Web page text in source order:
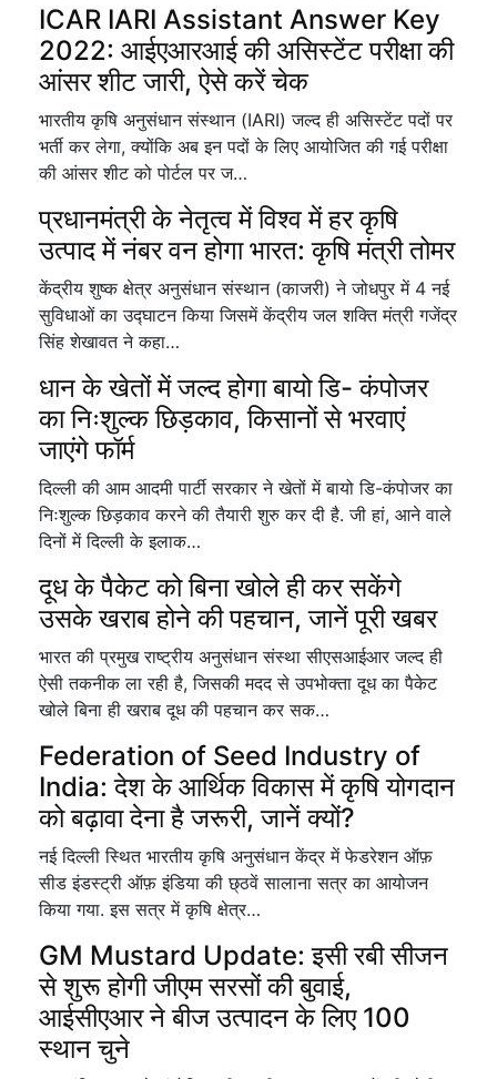
ICAR IARI Assistant Answer Key
2022: आईएआरआई की असिस्टेंट परीक्षा की
आंसर शीट जारी, ऐसे करें चेक
भारतीय कृषि अनुसंधान संस्थान (IARI) जल्द ही असिस्टेंट पदों पर
भर्ती कर लेगा, क्योंकि अब इन पदों के लिए आयोजित की गई परीक्षा
की आंसर शीट को पोर्टल पर ज…
प्रधानमंत्री के नेतृत्व में विश्व में हर कृषि
उत्पाद में नंबर वन होगा भारत: कृषि मंत्री तोमर
केंद्रीय शुष्क क्षेत्र अनुसंधान संस्थान (काजरी) ने जोधपुर में 4 नई
सुविधाओं का उद्घाटन किया जिसमें केंद्रीय जल शक्ति मंत्री गजेंद्र
सिंह शेखावत ने कहा…
धान के खेतों में जल्द होगा बायो डि- कंपोजर
का निःशुल्क छिड़काव, किसानों से भरवाएं
जाएंगे फॉर्म
दिल्ली की आम आदमी पार्टी सरकार ने खेतों में बायो डि-कंपोजर का
निःशुल्क छिड़काव करने की तैयारी शुरु कर दी है. जी हां, आने वाले
दिनों में दिल्ली के इलाक…
दूध के पैकेट को बिना खोले ही कर सकेंगे
उसके खराब होने की पहचान, जानें पूरी खबर
भारत की प्रमुख राष्ट्रीय अनुसंधान संस्था सीएसआईआर जल्द ही
ऐसी तकनीक ला रही है, जिसकी मदद से उपभोक्ता दूध का पैकेट
खोले बिना ही खराब दूध की पहचान कर सक…
Federation of Seed Industry of
India: देश के आर्थिक विकास में कृषि योगदान
को बढ़ावा देना है जरूरी, जानें क्यों?
नई दिल्ली स्थित भारतीय कृषि अनुसंधान केंद्र में फेडरेशन ऑफ़
सीड इंडस्ट्री ऑफ़ इंडिया की छ्ठवें सालाना सत्र का आयोजन
किया गया. इस सत्र में कृषि क्षेत्र…
GM Mustard Update: इसी रबी सीजन
से शुरू होगी जीएम सरसों की बुवाई,
आईसीएआर ने बीज उत्पादन के लिए 100
स्थान चुने